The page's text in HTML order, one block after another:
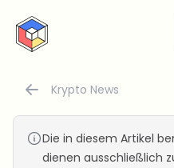
CryptoTicker
Krypto News
Die in diesem Artikel
dienen ausschließlich